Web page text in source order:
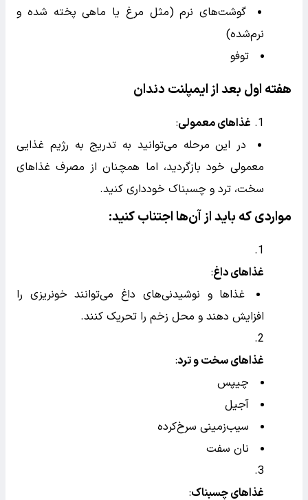
گوشت‌های نرم (مثل مرغ یا ماهی پخته شده و
نرم‌شده)
توفو
هفته اول بعد از ایمپلنت دندان
غذاهای معمولی:
معمولی خود بازگردید، اما همچنان از مصرف غذاهای
سخت، ترد و چسبناک خودداری کنید.
مواردی که باید از آن‌ها اجتناب کنید:
غذاهای داغ
غذاها و نوشیدنی‌های داغ می‌توانند خونریزی را